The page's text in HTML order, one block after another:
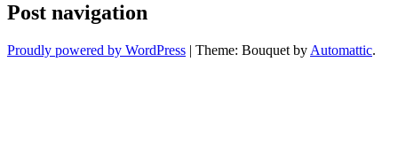
Post navigation
Proudly powered by WordPress | Theme: Bouquet by Automattic.